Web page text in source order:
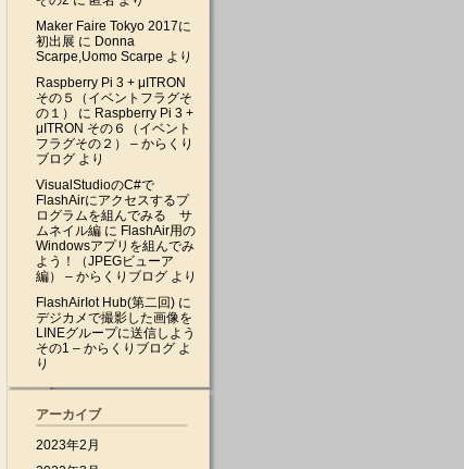
Maker Faire Tokyo 2017に
初出展 に Donna
Scarpe,Uomo Scarpe より
Raspberry Pi 3 + μITRON
その５（イベントフラグそ
の１）
に Raspberry Pi 3 +
μITRON その６（イベント
フラグその２） – からくり
ブログより
VisualStudioのC#で
FlashAirにアクセスするプ
ログラムを組んでみる サ
ムネイル編に FlashAir用の
Windowsアプリを組んでみ
よう！（JPEGビューア
編） – からくりブログより
FlashAirIot Hub(第二回)に
デジカメで撮影した画像を
LINEグループに送信しよう
その1 – からくりブログよ
り
アーカイブ
2023年2月